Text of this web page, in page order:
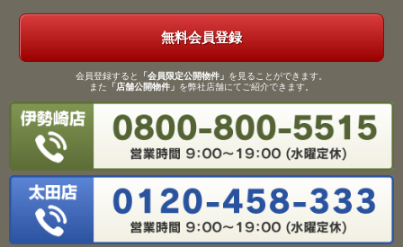
無料会員登録
会員登録すると 「会員限定公開物件」 を見ることができます。
また 「店舗公開物件」 を弊社店舗にてご紹介できます。